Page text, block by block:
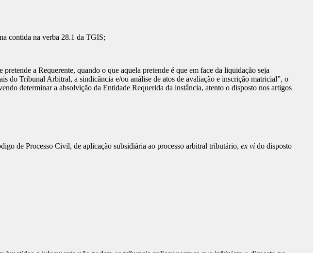
contida na verba 28.1 da TGIS;
a Requerente, quando o que aquela pretende é que em face da liquidação seja
do Tribunal Arbitral, a sindicância e/ou análise de atos de avaliação e inscrição matricial”, o
determinar a absolvição da Entidade Requerida da instância, atento o disposto nos artigos
de Processo Civil, de aplicação subsidiária ao processo arbitral tributário, ex vi do disposto